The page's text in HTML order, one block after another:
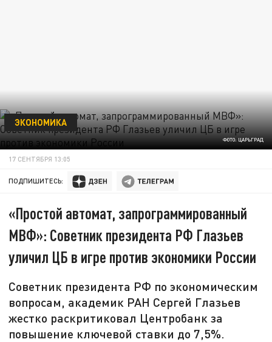
ФОТО: ЦАРЬГРАД
ЭКОНОМИКА
17 СЕНТЯБРЯ 13:05
ПОДПИШИТЕСЬ:
«Простой автомат, запрограммированный
МВФ»: Советник президента РФ Глазьев
уличил ЦБ в игре против экономики России
Советник президента РФ по экономическим
вопросам, академик РАН Сергей Глазьев
жестко раскритиковал Центробанк за
повышение ключевой ставки до 7,5%.